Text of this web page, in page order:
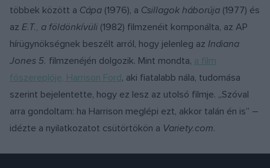
többek között a Cápa (1976), a Csillagok háborúja (1977) és
az E.T., a földönkívüli (1982) filmzenéit komponálta, az AP
hírügynökségnek beszélt arról, hogy jelenleg az Indiana
Jones 5. filmzenéjén dolgozik. Mint mondta, a film
főszereplője, Harrison Ford, aki fiatalabb nála, tudomása
szerint bejelentette, hogy ez lesz az utolsó filmje. „Szóval
arra gondoltam: ha Harrison meglépi ezt, akkor talán én is” –
idézte a nyilatkozatot csütörtökön a Variety.com.